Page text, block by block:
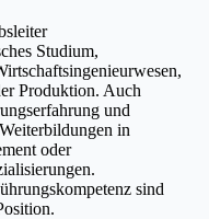
Studium,
Produktion. Auch
und
in
oder
sind